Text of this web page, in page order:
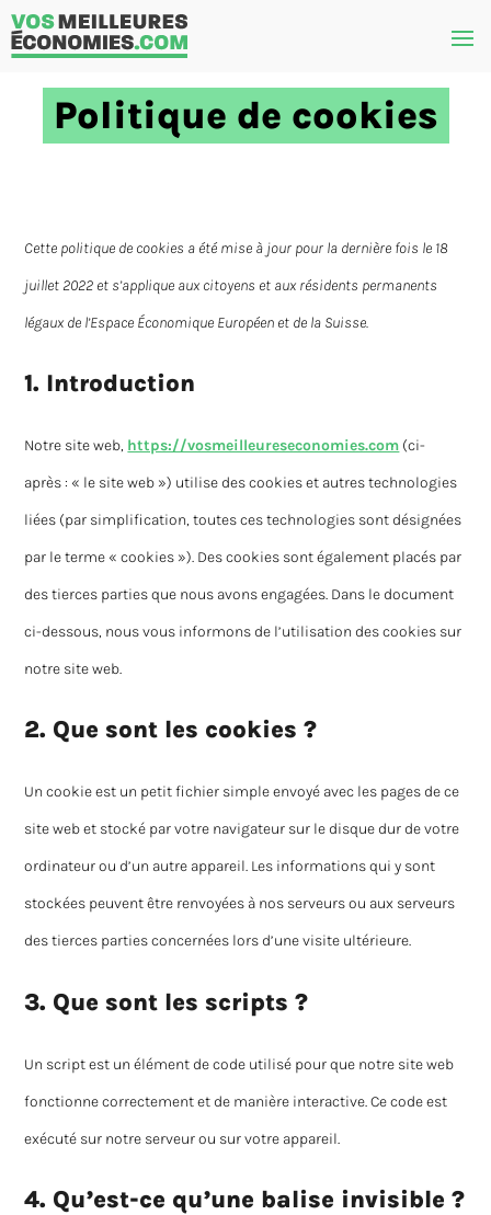
Politique de cookies
Cette politique de cookies a été mise à jour pour la dernière fois le 18
juillet 2022 et s’applique aux citoyens et aux résidents permanents
légaux de l’Espace Économique Européen et de la Suisse.
1. Introduction
Notre site web, https://vosmeilleureseconomies.com (ci-
après : « le site web ») utilise des cookies et autres technologies
liées (par simplification, toutes ces technologies sont désignées
par le terme « cookies »). Des cookies sont également placés par
des tierces parties que nous avons engagées. Dans le document
ci-dessous, nous vous informons de l’utilisation des cookies sur
notre site web.
2. Que sont les cookies ?
Un cookie est un petit fichier simple envoyé avec les pages de ce
site web et stocké par votre navigateur sur le disque dur de votre
ordinateur ou d’un autre appareil. Les informations qui y sont
stockées peuvent être renvoyées à nos serveurs ou aux serveurs
des tierces parties concernées lors d’une visite ultérieure.
3. Que sont les scripts ?
Un script est un élément de code utilisé pour que notre site web
fonctionne correctement et de manière interactive. Ce code est
exécuté sur notre serveur ou sur votre appareil.
4. Qu’est-ce qu’une balise invisible ?